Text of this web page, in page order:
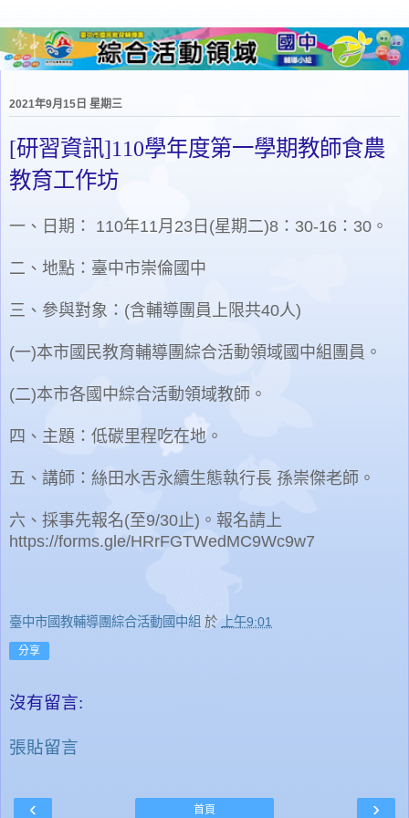
2021年9月15日 星期三
[研習資訊]110學年度第一學期教師食農
教育工作坊
一、日期： 110年11月23日(星期二)8：30-16：30。
二、地點：臺中市崇倫國中
三、參與對象：(含輔導團員上限共40人)
(一)本市國民教育輔導團綜合活動領域國中組團員。
(二)本市各國中綜合活動領域教師。
四、主題：低碳里程吃在地。
五、講師：絲田水舌永續生態執行長 孫崇傑老師。
六、採事先報名(至9/30止)。報名請上
https://forms.gle/HRrFGTWedMC9Wc9w7
臺中市國教輔導團綜合活動國中組 於 上午9:01
分享
沒有留言:
張貼留言
‹ ›
首頁